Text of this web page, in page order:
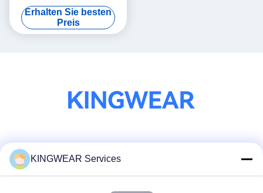
Smart Watch mit Anruf
Erhalten Sie besten
Preis
KINGWEAR Services